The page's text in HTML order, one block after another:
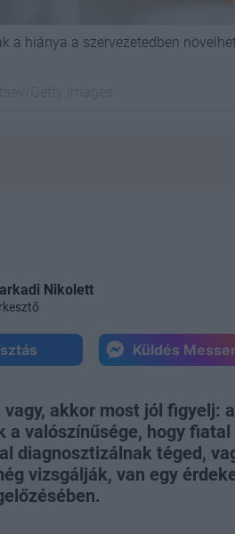
a hiánya a szervezetedben
Nikolett
Küldés
vagy, akkor most jól figyelj:
a valószínűsége, hogy
diagnosztizálnak téged,
vizsgálják, van egy